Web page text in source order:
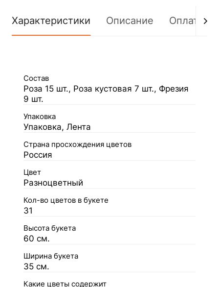
Характеристики Описание Оплата
Состав
Роза 15 шт., Роза кустовая 7 шт., Фрезия
9 шт.
Упаковка
Упаковка, Лента
Страна просхождения цветов
Россия
Цвет
Разноцветный
Кол-во цветов в букете
31
Высота букета
60 см.
Ширина букета
35 см.
Какие цветы содержит